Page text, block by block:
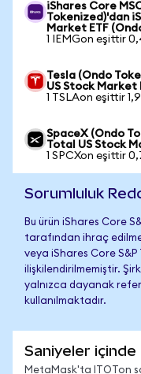
iShares Core
Tokenized)'dan
Market ETF
1 IEMGon eşittir
Tesla (Ondo
US Stock Market
1 TSLAon eşittir
SpaceX (Ondo
Total US Stock
1 SPCXon eşittir
Sorumluluk
Bu ürün iShares Core
tarafından ihraç
veya iShares Core
ilişkilendirilmemiştir.
yalnızca dayanak
kullanılmaktadır.
Saniyeler içinde
MetaMask'ta ITOTon